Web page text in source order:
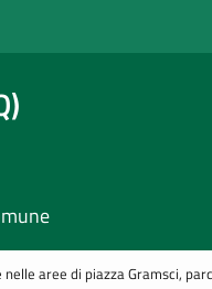
aree di piazza Gramsci,